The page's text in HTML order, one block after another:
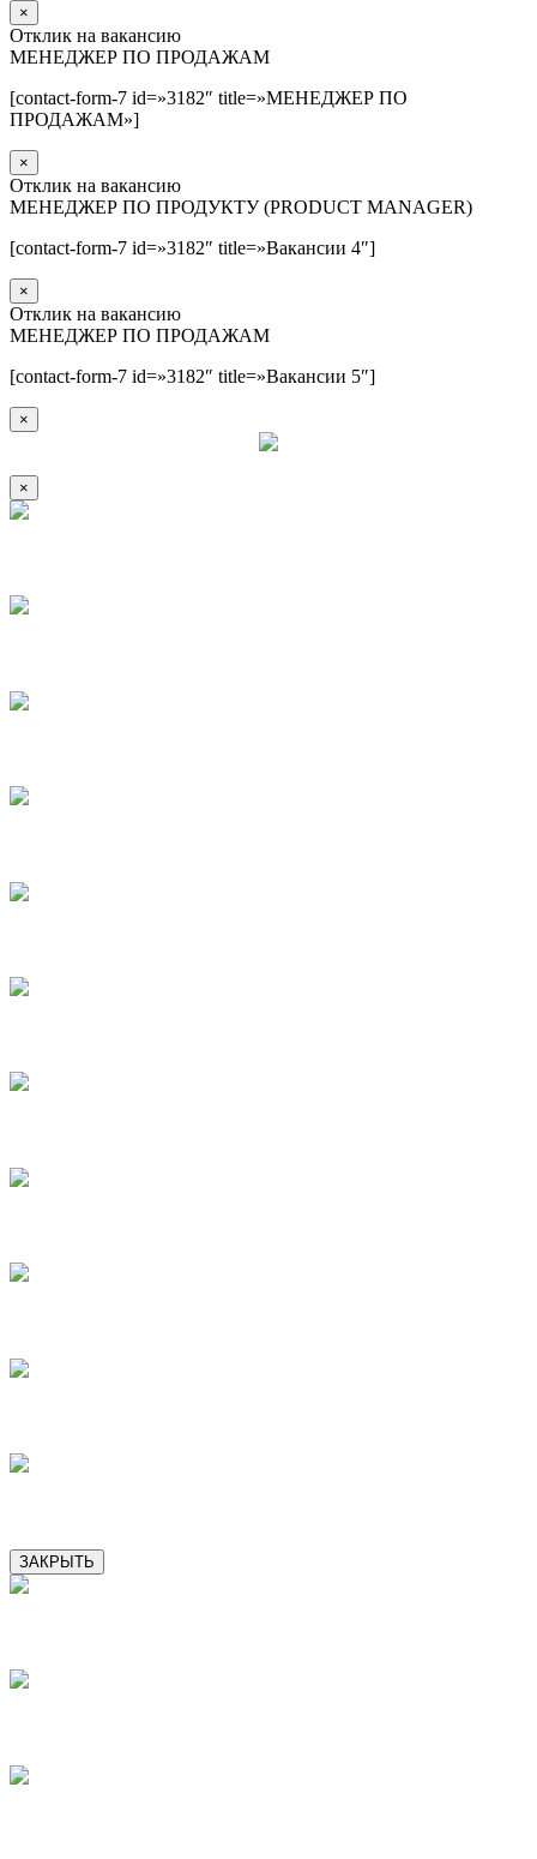
×
Отклик на вакансию
МЕНЕДЖЕР ПО ПРОДАЖАМ
[contact-form-7 id=»3182″ title=»МЕНЕДЖЕР ПО
ПРОДАЖАМ»]
×
Отклик на вакансию
МЕНЕДЖЕР ПО ПРОДУКТУ (PRODUCT MANAGER)
[contact-form-7 id=»3182″ title=»Вакансии 4″]
×
Отклик на вакансию
МЕНЕДЖЕР ПО ПРОДАЖАМ
[contact-form-7 id=»3182″ title=»Вакансии 5″]
×
×
ЗАКРЫТЬ